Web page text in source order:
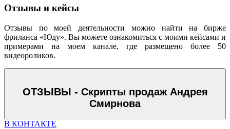
Отзывы и кейсы
Отзывы по моей деятельности можно найти на бирже
фриланса «Юду». Вы можете ознакомиться с моими кейсами и
примерами на моем канале, где размещено более 50
видеороликов.
ОТЗЫВЫ - Скрипты продаж Андрея
Смирнова
В КОНТАКТЕ